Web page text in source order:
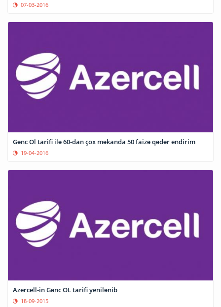
07-03-2016
Gənc Ol tarifi ilə 60-dan çox məkanda 50 faizə qədər endirim
19-04-2016
Azercell-in Gənc OL tarifi yenilənib
18-09-2015